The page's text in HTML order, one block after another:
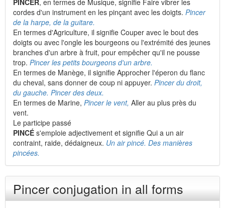
PINCER, en termes de Musique, signifie Faire vibrer les
cordes d'un instrument en les pinçant avec les doigts. Pincer
de la harpe, de la guitare.
En termes d'Agriculture, il signifie Couper avec le bout des
doigts ou avec l'ongle les bourgeons ou l'extrémité des jeunes
branches d'un arbre à fruit, pour empêcher qu'il ne pousse
trop. Pincer les petits bourgeons d'un arbre.
En termes de Manège, il signifie Approcher l'éperon du flanc
du cheval, sans donner de coup ni appuyer. Pincer du droit,
du gauche. Pincer des deux.
En termes de Marine, Pincer le vent, Aller au plus près du
vent.
Le participe passé
PINCÉ s'emploie adjectivement et signifie Qui a un air
contraint, raide, dédaigneux. Un air pincé. Des manières
pincées.
Pincer conjugation in all forms